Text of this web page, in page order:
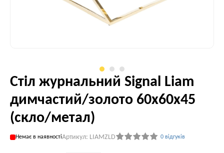
Стіл журнальний Signal Liam
димчастий/золото 60х60х45
(скло/метал)
Немає в наявностіАртикул: LIAMZLD 0 відгуків